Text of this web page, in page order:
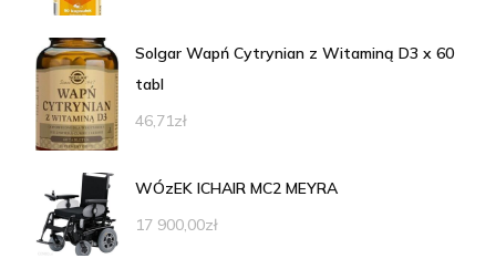
Solgar Wapń Cytrynian z Witaminą D3 x 60
tabl
46,71zł
WÓzEK ICHAIR MC2 MEYRA
17 900,00zł